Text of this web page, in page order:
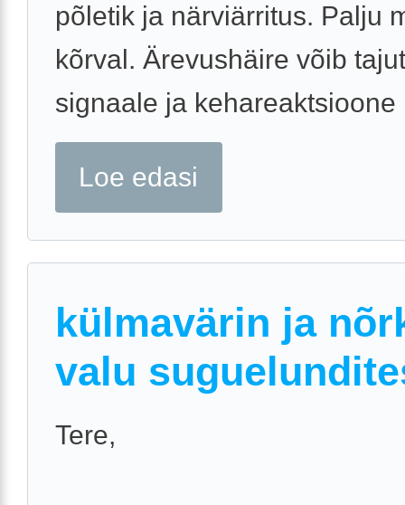
põletik ja närviärritus. Palju
kõrval. Ärevushäire võib
signaale ja kehareaktsioone
Loe edasi
külmavärin ja
valu
Tere,